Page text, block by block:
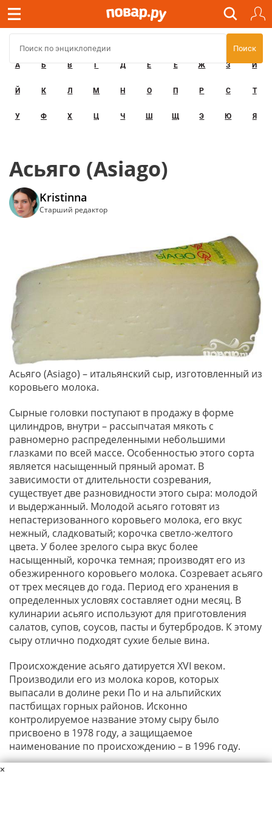
А Б В Г Д Е Ё Ж З И
Й К Л М Н О П Р С Т
У Ф Х Ц Ч Ш Щ Э Ю Я
Асьяго (Asiago)
Kristinna
Старший редактор
Асьяго (Asiago) – итальянский сыр, изготовленный из
коровьего молока.
Сырные головки поступают в продажу в форме
цилиндров, внутри – рассыпчатая мякоть с
равномерно распределенными небольшими
глазками по всей массе. Особенностью этого сорта
является насыщенный пряный аромат. В
зависимости от длительности созревания,
существует две разновидности этого сыра: молодой
и выдержанный. Молодой асьяго готовят из
непастеризованного коровьего молока, его вкус
нежный, сладковатый; корочка светло-желтого
цвета. У более зрелого сыра вкус более
насыщенный, корочка темная; производят его из
обезжиренного коровьего молока. Созревает асьяго
от трех месяцев до года. Период его хранения в
определенных условях составляет одни месяц. В
кулинарии асьяго используют для приготовления
салатов, супов, соусов, пасты и бутербродов. К этому
сыру отлично подходят сухие белые вина.
Происхождение асьяго датируется XVI веком.
Производили его из молока коров, которых
выпасали в долине реки По и на альпийских
пастбищах горных районов. Исконно
контролируемое название этому сыру было
присвоено в 1978 году, а защищаемое
наименование по происхождению – в 1996 году.
×